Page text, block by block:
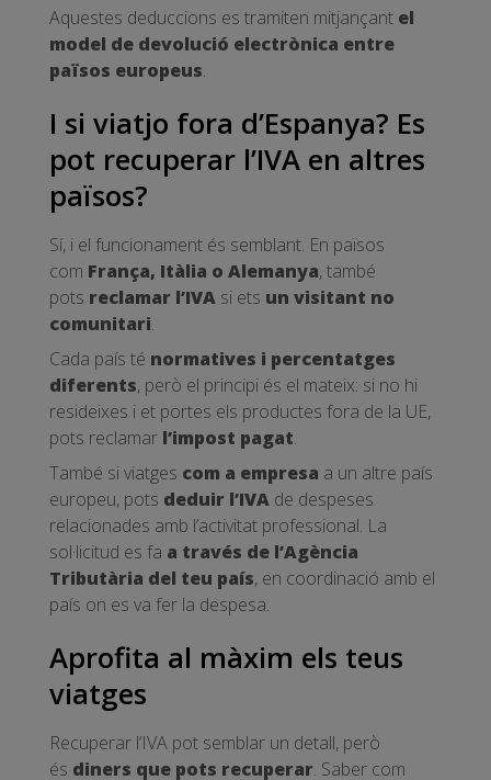
Aquestes deduccions es tramiten mitjançant el
model de devolució electrònica entre
països europeus.
I si viatjo fora d’Espanya? Es
pot recuperar l’IVA en altres
països?
Sí, i el funcionament és semblant. En països
com França, Itàlia o Alemanya, també
pots reclamar l’IVA si ets un visitant no
comunitari.
Cada país té normatives i percentatges
diferents, però el principi és el mateix: si no hi
resideixes i et portes els productes fora de la UE,
pots reclamar l’impost pagat.
També si viatges com a empresa a un altre país
europeu, pots deduir l’IVA de despeses
relacionades amb l’activitat professional. La
sol·licitud es fa a través de l’Agència
Tributària del teu país, en coordinació amb el
país on es va fer la despesa.
Aprofita al màxim els teus
viatges
Recuperar l’IVA pot semblar un detall, però
és diners que pots recuperar. Saber com